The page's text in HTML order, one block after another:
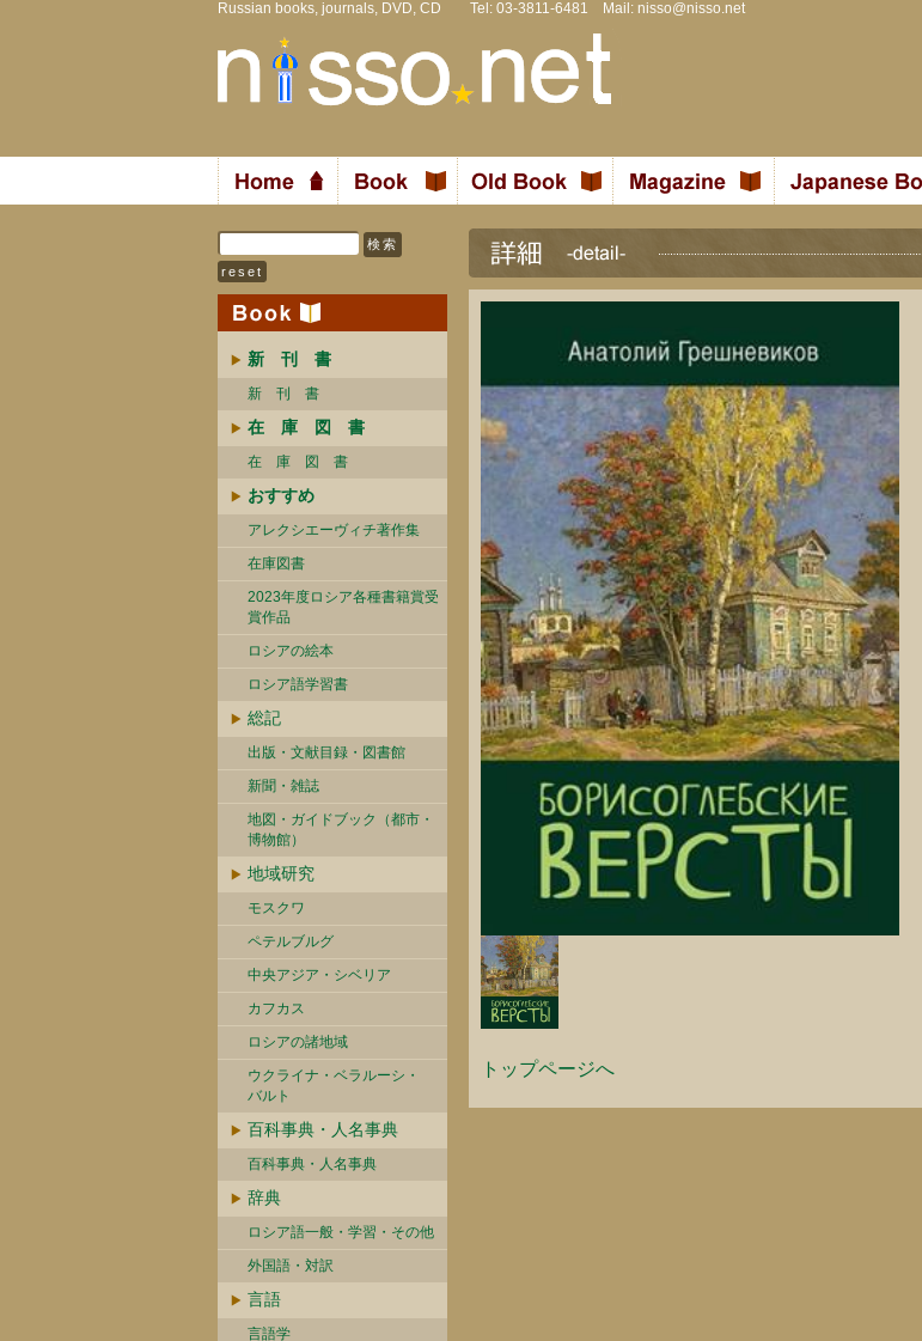
Russian books, journals, DVD, CD Tel: 03-3811-6481 Mail: nisso@nisso.net
新 刊 書
新 刊 書
在 庫 図 書
在 庫 図 書
おすすめ
アレクシエーヴィチ著作集
在庫図書
2023年度ロシア各種書籍賞受
賞作品
ロシアの絵本
ロシア語学習書
総記
出版・文献目録・図書館
新聞・雑誌
地図・ガイドブック（都市・
博物館）
地域研究
モスクワ
ペテルブルグ
中央アジア・シベリア
カフカス
ロシアの諸地域
ウクライナ・ベラルーシ・
バルト
百科事典・人名事典
百科事典・人名事典
辞典
ロシア語一般・学習・その他
外国語・対訳
言語
言語学
トップページへ